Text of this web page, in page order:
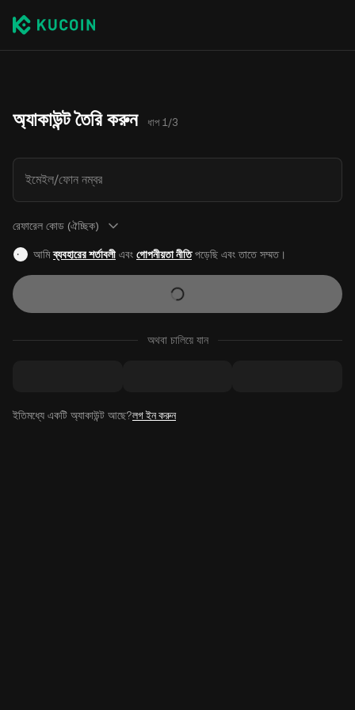
অ্যাকাউন্ট তৈরি করুন ধাপ 1/3
ইমেইল/ফোন নম্বর
রেফারেল কোড (ঐচ্ছিক)
আমিব্যবহারের শর্তাবলীএবং গোপনীয়তা নীতিপড়েছি এবং তাতে সম্মত।
অথবা চালিয়ে যান
ইতিমধ্যে একটি অ্যাকাউন্ট আছে?লগ ইন করুন